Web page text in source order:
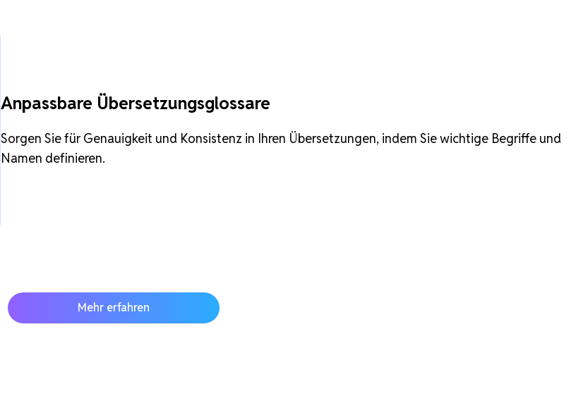
Anpassbare Übersetzungsglossare
Sorgen Sie für Genauigkeit und Konsistenz in Ihren Übersetzungen, indem Sie wichtige Begriffe und
Namen definieren.
Mehr erfahren